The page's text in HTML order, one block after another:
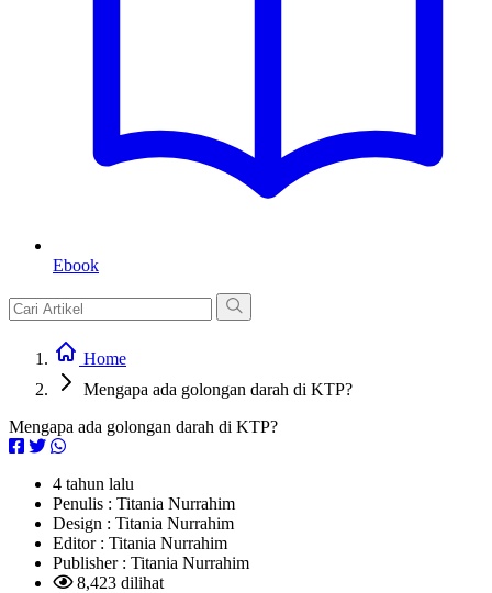
Ebook
Home
Mengapa ada golongan darah di KTP?
Mengapa ada golongan darah di KTP?
4 tahun lalu
Penulis : Titania Nurrahim
Design : Titania Nurrahim
Editor : Titania Nurrahim
Publisher : Titania Nurrahim
8,423 dilihat